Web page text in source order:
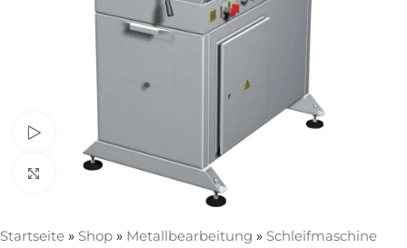
Zum Vergrößern anklicken
Startseite » Shop » Metallbearbeitung » Schleifmaschine